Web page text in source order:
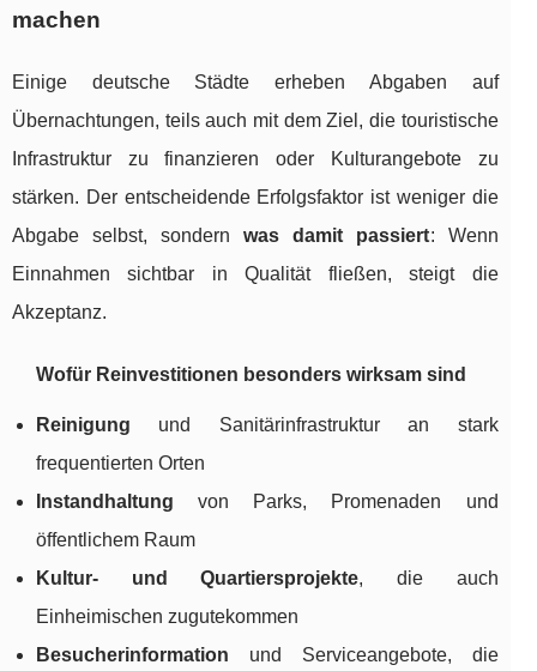
machen
Einige deutsche Städte erheben Abgaben auf
Übernachtungen, teils auch mit dem Ziel, die touristische
Infrastruktur zu finanzieren oder Kulturangebote zu
stärken. Der entscheidende Erfolgsfaktor ist weniger die
Abgabe selbst, sondernwas damit passiert: Wenn
Einnahmen sichtbar in Qualität fließen, steigt die
Akzeptanz.
Wofür Reinvestitionen besonders wirksam sind
Reinigung und Sanitärinfrastruktur an stark
frequentierten Orten
Instandhaltung von Parks, Promenaden und
öffentlichem Raum
Kultur- und Quartiersprojekte, die auch
Einheimischen zugutekommen
Besucherinformation und Serviceangebote, die